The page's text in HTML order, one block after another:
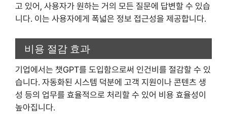
고 있어, 사용자가 원하는 거의 모든 질문에 답변할 수 있습
니다. 이는 사용자에게 폭넓은 정보 접근성을 제공합니다.
비용 절감 효과
기업에서는 챗GPT를 도입함으로써 인건비를 절감할 수 있
습니다. 자동화된 시스템 덕분에 고객 지원이나 콘텐츠 생
성 등의 업무를 효율적으로 처리할 수 있어 비용 효율성이
높아집니다.